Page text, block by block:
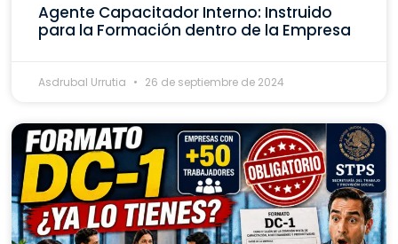
Agente Capacitador Interno: Instruido
para la Formación dentro de la Empresa
Asdrubal Urrutia 26 de septiembre de 2024